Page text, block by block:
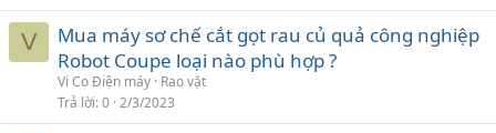
V
Mua máy sơ chế cắt gọt rau củ quả công nghiệp
Robot Coupe loại nào phù hợp ?
Vi Co Điện máy Rao vặt
Trả lời 0 2/3/2023